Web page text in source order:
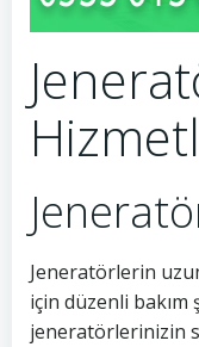
Jeneratörlerin
için düzenli
jeneratörlerinizin